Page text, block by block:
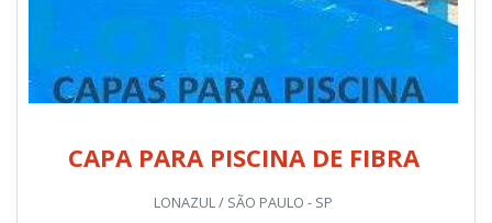
CAPA PARA PISCINA DE FIBRA
LONAZUL / SÃO PAULO - SP